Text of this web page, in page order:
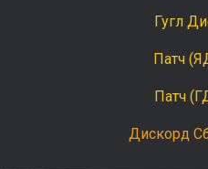
Гугл
Патч
Патч
Дискорд